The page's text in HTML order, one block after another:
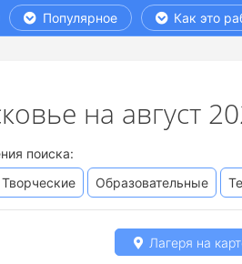
Популярное Как это
на август
поиска:
Творческие Образовательные
Лагеря на